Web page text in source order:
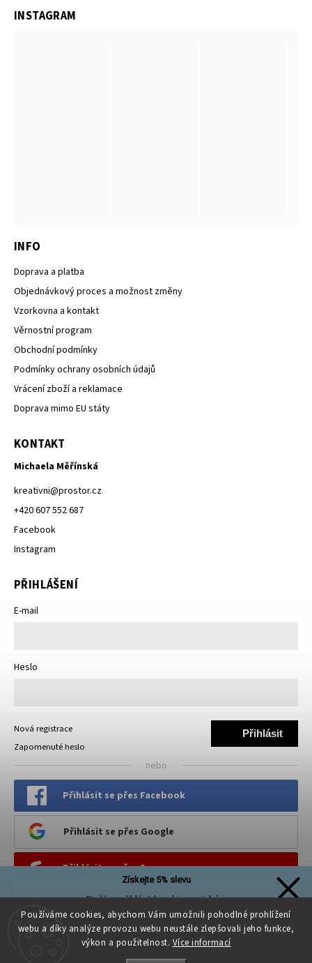
Používáme cookies, abychom Vám umožnili pohodlné prohlížení
webu a díky analýze provozu webu neustále zlepšovali jeho funkce,
výkon a použitelnost. Více informací
INFO
Doprava a platba
Objednávkový proces a možnost změny
Vzorkovna a kontakt
Věrnostní program
Obchodní podmínky
Podmínky ochrany osobních údajů
Vrácení zboží a reklamace
Doprava mimo EU státy
KONTAKT
Michaela Měřínská
kreativni@prostor.cz
+420 607 552 687
Facebook
Instagram
PŘIHLÁŠENÍ
E-mail
Heslo
Přihlásit
Nová registrace
Zapomenuté heslo
nebo
Přihlásit se přes Facebook
Přihlásit se přes Google
Přihlásit se přes Seznam
INSTAGRAM
PINTEREST
Získejte 5% slevu
Stačí se přihlásit k našim novinkám
a sleva na první nákup je Vaše!